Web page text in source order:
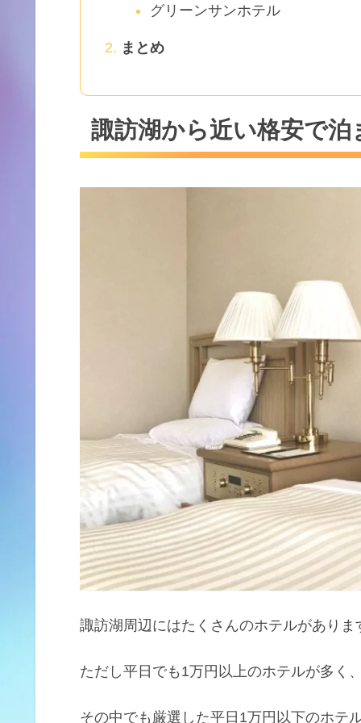
グリーンサンホテル
まとめ
諏訪湖から近い格安で
諏訪湖周辺にはたくさんのホテルがありま
ただし平日でも1万円以上のホテルが多く
その中でも厳選した平日1万円以下のホテ